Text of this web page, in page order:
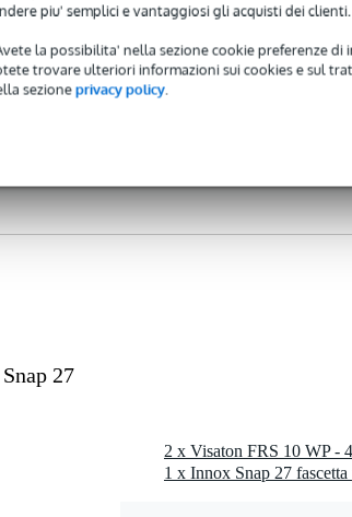
piu' semplici e vantaggiosi gli acquisti dei clienti.
la possibilita' nella sezione cookie preferenze di
trovare ulteriori informazioni sui cookies e sul
sezioneprivacy policy.
27